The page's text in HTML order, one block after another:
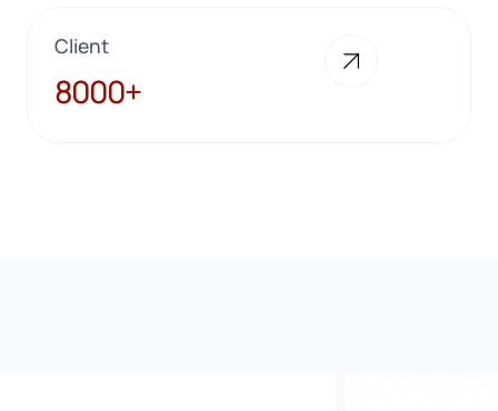
Client
8000+
8000+